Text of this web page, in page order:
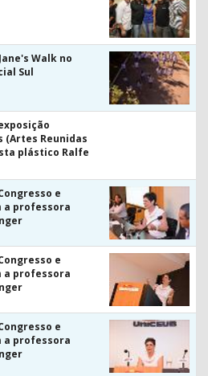
Walk no
Sul
(Artes Reunidas
plástico Ralfe
e
a professora
e
a professora
e
a professora